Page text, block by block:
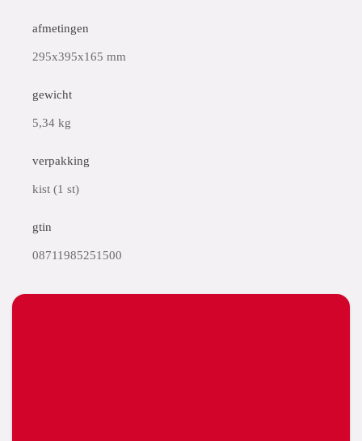
afmetingen
295x395x165 mm
gewicht
5,34 kg
verpakking
kist (1 st)
gtin
08711985251500